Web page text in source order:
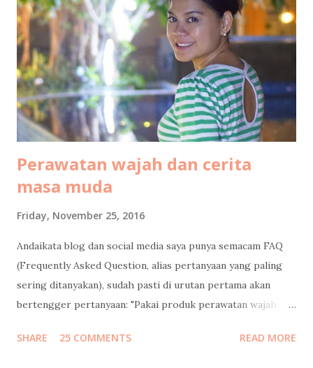
Bintan airport to Bintan resort At Bintan airport, a driver
was already waiting with a sign board "Club Med". We then
continued the journey by car, an hour long road without
traffic jam at all. Not much to see along the way, most of it
was some kind of deserted areas. But when we entered
Lagoi area, it is green everywhere I see. Arrival at ...
Perawatan wajah dan cerita
masa muda
Friday, November 25, 2016
Andaikata blog dan social media saya punya semacam FAQ
(Frequently Asked Question, alias pertanyaan yang paling
sering ditanyakan), sudah pasti di urutan pertama akan
bertengger pertanyaan: "Pakai produk perawatan wajah
/ twitter saya yang nanya gitu, dan minta saya mengulasnya.
SHARE 25 COMMENTS READ MORE